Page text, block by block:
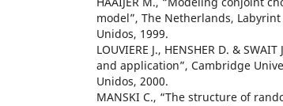
model”, The Netherlands,
Unidos, 1999.
LOUVIERE J., HENSHER D. &
and application”, Cambridge
Unidos, 2000.
MANSKI C., “The structure of